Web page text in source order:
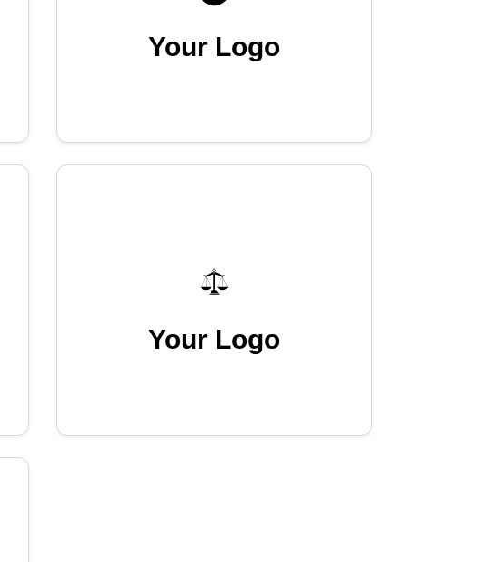
Your Logo
Your Logo